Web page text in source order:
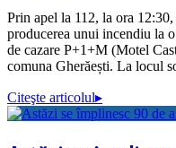
Prin apel la 112, la ora
producerea unui incendiu la
de cazare P+1+M (Motel
comuna Gherăești. La locul
Citeşte articolul▸